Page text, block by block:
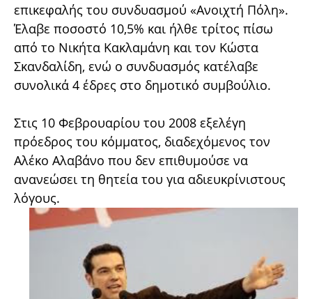
επικεφαλής του συνδυασμού «Ανοιχτή Πόλη».
Έλαβε ποσοστό 10,5% και ήλθε τρίτος πίσω
από το Νικήτα Κακλαμάνη και τον Κώστα
Σκανδαλίδη, ενώ ο συνδυασμός κατέλαβε
συνολικά 4 έδρες στο δημοτικό συμβούλιο.
Στις 10 Φεβρουαρίου του 2008 εξελέγη
πρόεδρος του κόμματος, διαδεχόμενος τον
Αλέκο Αλαβάνο που δεν επιθυμούσε να
ανανεώσει τη θητεία του για αδιευκρίνιστους
λόγους.